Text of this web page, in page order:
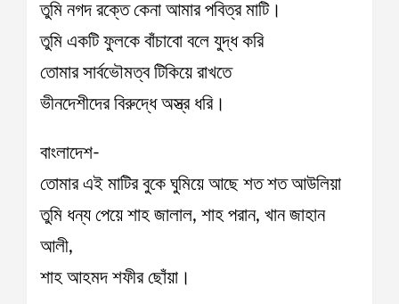
তুমি নগদ রক্তে কেনা আমার পবিত্র মাটি।
তুমি একটি ফুলকে বাঁচাবো বলে যুদ্ধ করি
তোমার সার্বভৌমত্ব টিকিয়ে রাখতে
ভীনদেশীদের বিরুদ্ধে অস্ত্র ধরি।
বাংলাদেশ-
তোমার এই মাটির বুকে ঘুমিয়ে আছে শত শত আউলিয়া
তুমি ধন্য পেয়ে শাহ জালাল, শাহ পরান, খান জাহান
আলী,
শাহ আহমদ শফীর ছোঁয়া।